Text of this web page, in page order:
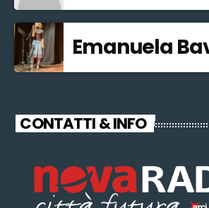
Emanuela
CONTATTI & INFO